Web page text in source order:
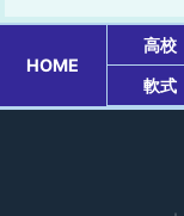
HOME
高校
軟式